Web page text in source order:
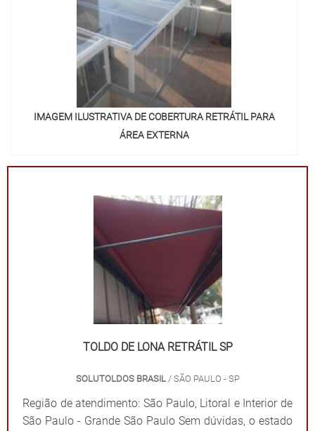
IMAGEM ILUSTRATIVA DE COBERTURA RETRÁTIL PARA
ÁREA EXTERNA
TOLDO DE LONA RETRÁTIL SP
SOLUTOLDOS BRASIL/ SÃO PAULO - SP
Região de atendimento: São Paulo, Litoral e Interior de
São Paulo - Grande São Paulo Sem dúvidas, o estado